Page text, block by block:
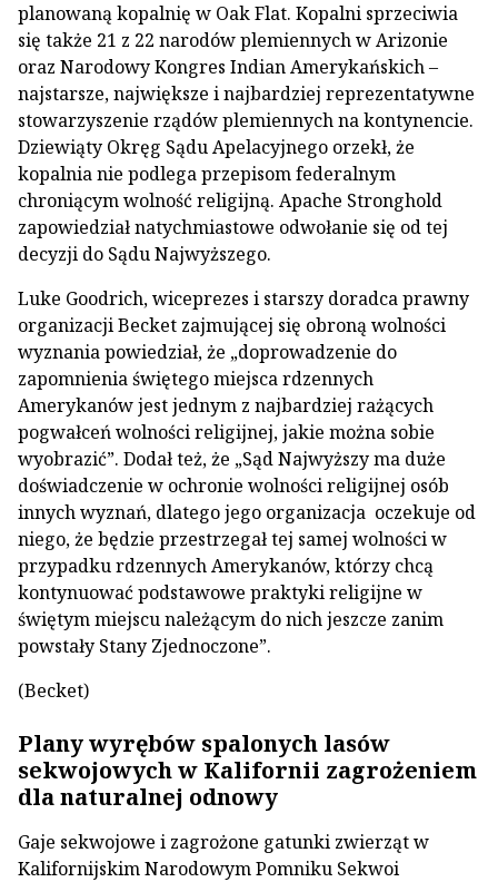
planowaną kopalnię w Oak Flat. Kopalni sprzeciwia
się także 21 z 22 narodów plemiennych w Arizonie
oraz Narodowy Kongres Indian Amerykańskich –
najstarsze, największe i najbardziej reprezentatywne
stowarzyszenie rządów plemiennych na kontynencie.
Dziewiąty Okręg Sądu Apelacyjnego orzekł, że
kopalnia nie podlega przepisom federalnym
chroniącym wolność religijną. Apache Stronghold
zapowiedział natychmiastowe odwołanie się od tej
decyzji do Sądu Najwyższego.
Luke Goodrich, wiceprezes i starszy doradca prawny
organizacji Becket zajmującej się obroną wolności
wyznania powiedział, że „doprowadzenie do
zapomnienia świętego miejsca rdzennych
Amerykanów jest jednym z najbardziej rażących
pogwałceń wolności religijnej, jakie można sobie
wyobrazić”. Dodał też, że „Sąd Najwyższy ma duże
doświadczenie w ochronie wolności religijnej osób
innych wyznań, dlatego jego organizacja oczekuje od
niego, że będzie przestrzegał tej samej wolności w
przypadku rdzennych Amerykanów, którzy chcą
kontynuować podstawowe praktyki religijne w
świętym miejscu należącym do nich jeszcze zanim
powstały Stany Zjednoczone”.
(Becket)
Plany wyrębów spalonych lasów
sekwojowych w Kalifornii zagrożeniem
dla naturalnej odnowy
Gaje sekwojowe i zagrożone gatunki zwierząt w
Kalifornijskim Narodowym Pomniku Sekwoi